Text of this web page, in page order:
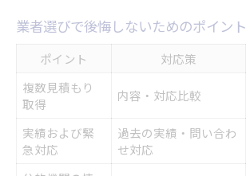
業者選びで後悔しないためのポイント
ポイント 対応策
複数見積もり
取得
内容・対応比較
実績および緊
急対応
過去の実績・問い合わ
せ対応